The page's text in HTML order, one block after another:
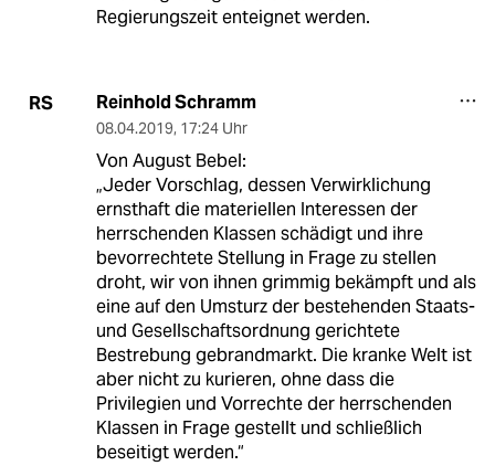
Regierungszeit enteignet werden.
RS Reinhold Schramm
08.04.2019, 17:24 Uhr
Von August Bebel:
„Jeder Vorschlag, dessen Verwirklichung
ernsthaft die materiellen Interessen der
herrschenden Klassen schädigt und ihre
bevorrechtete Stellung in Frage zu stellen
droht, wir von ihnen grimmig bekämpft und als
eine auf den Umsturz der bestehenden Staats-
und Gesellschaftsordnung gerichtete
Bestrebung gebrandmarkt. Die kranke Welt ist
aber nicht zu kurieren, ohne dass die
Privilegien und Vorrechte der herrschenden
Klassen in Frage gestellt und schließlich
beseitigt werden.“